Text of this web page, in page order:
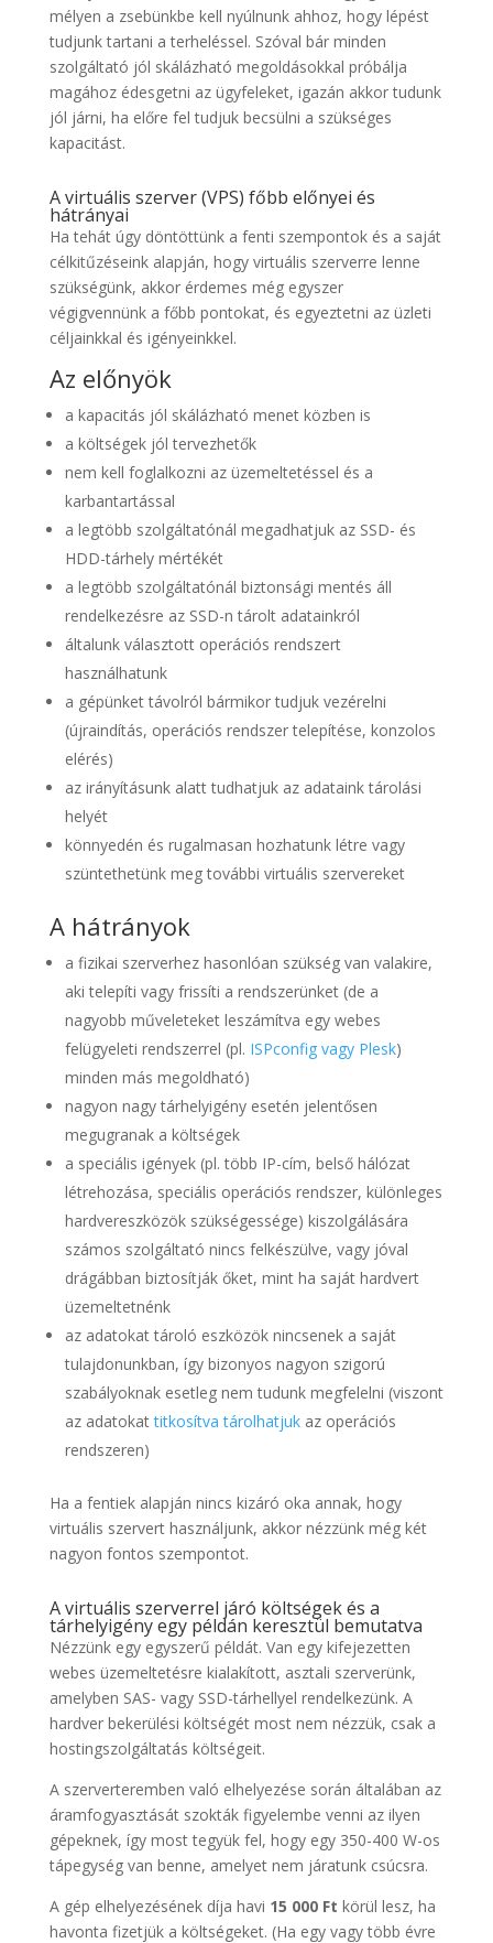
mélyen a zsebünkbe kell nyúlnunk ahhoz, hogy lépést
tudjunk tartani a terheléssel. Szóval bár minden
szolgáltató jól skálázható megoldásokkal próbálja
magához édesgetni az ügyfeleket, igazán akkor tudunk
jól járni, ha előre fel tudjuk becsülni a szükséges
kapacitást.
A virtuális szerver (VPS) főbb előnyei és
hátrányai
Ha tehát úgy döntöttünk a fenti szempontok és a saját
célkitűzéseink alapján, hogy virtuális szerverre lenne
szükségünk, akkor érdemes még egyszer
végigvennünk a főbb pontokat, és egyeztetni az üzleti
céljainkkal és igényeinkkel.
Az előnyök
a kapacitás jól skálázható menet közben is
a költségek jól tervezhetők
nem kell foglalkozni az üzemeltetéssel és a
karbantartással
a legtöbb szolgáltatónál megadhatjuk az SSD- és
HDD-tárhely mértékét
a legtöbb szolgáltatónál biztonsági mentés áll
rendelkezésre az SSD-n tárolt adatainkról
általunk választott operációs rendszert
használhatunk
a gépünket távolról bármikor tudjuk vezérelni
(újraindítás, operációs rendszer telepítése, konzolos
elérés)
az irányításunk alatt tudhatjuk az adataink tárolási
helyét
könnyedén és rugalmasan hozhatunk létre vagy
szüntethetünk meg további virtuális szervereket
A hátrányok
a fizikai szerverhez hasonlóan szükség van valakire,
aki telepíti vagy frissíti a rendszerünket (de a
nagyobb műveleteket leszámítva egy webes
felügyeleti rendszerrel (pl. ISPconfig vagy Plesk)
minden más megoldható)
nagyon nagy tárhelyigény esetén jelentősen
megugranak a költségek
a speciális igények (pl. több IP-cím, belső hálózat
létrehozása, speciális operációs rendszer, különleges
hardvereszközök szükségessége) kiszolgálására
számos szolgáltató nincs felkészülve, vagy jóval
drágábban biztosítják őket, mint ha saját hardvert
üzemeltetnénk
az adatokat tároló eszközök nincsenek a saját
tulajdonunkban, így bizonyos nagyon szigorú
szabályoknak esetleg nem tudunk megfelelni (viszont
az adatokattitkosítva tárolhatjukaz operációs
rendszeren)
Ha a fentiek alapján nincs kizáró oka annak, hogy
virtuális szervert használjunk, akkor nézzünk még két
nagyon fontos szempontot.
A virtuális szerverrel járó költségek és a
tárhelyigény egy példán keresztül bemutatva
Nézzünk egy egyszerű példát. Van egy kifejezetten
webes üzemeltetésre kialakított, asztali szerverünk,
amelyben SAS- vagy SSD-tárhellyel rendelkezünk. A
hardver bekerülési költségét most nem nézzük, csak a
hostingszolgáltatás költségeit.
A szerverteremben való elhelyezése során általában az
áramfogyasztását szokták figyelembe venni az ilyen
gépeknek, így most tegyük fel, hogy egy 350-400 W-os
tápegység van benne, amelyet nem járatunk csúcsra.
A gép elhelyezésének díja havi 15 000 Ft körül lesz, ha
havonta fizetjük a költségeket. (Ha egy vagy több évre